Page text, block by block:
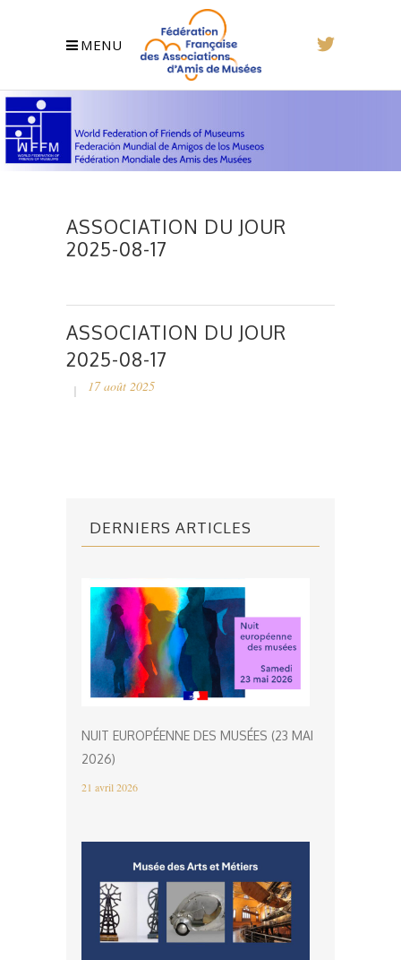
MENU
ASSOCIATION DU JOUR
2025-08-17
ASSOCIATION DU JOUR
2025-08-17
17 août 2025
DERNIERS ARTICLES
NUIT EUROPÉENNE DES MUSÉES (23 MAI
2026)
21 avril 2026